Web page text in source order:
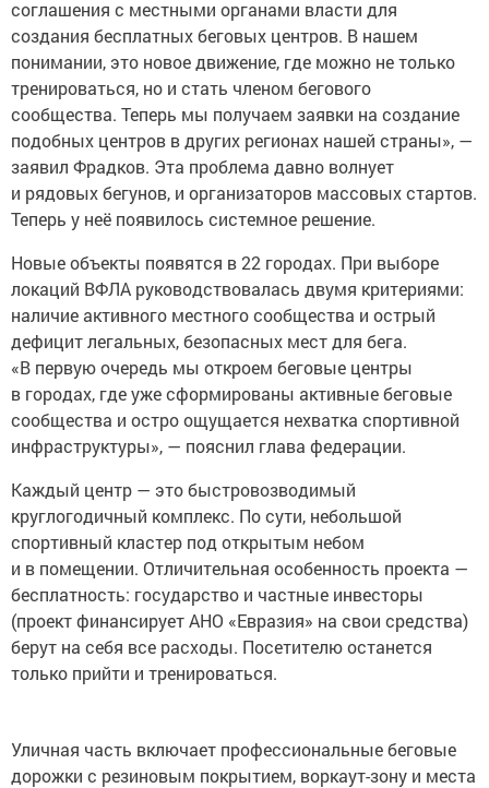
соглашения с местными органами власти для
создания бесплатных беговых центров. В нашем
понимании, это новое движение, где можно не только
тренироваться, но и стать членом бегового
сообщества. Теперь мы получаем заявки на создание
подобных центров в других регионах нашей страны», —
заявил Фрадков. Эта проблема давно волнует
и рядовых бегунов, и организаторов массовых стартов.
Теперь у неё появилось системное решение.
Новые объекты появятся в 22 городах. При выборе
локаций ВФЛА руководствовалась двумя критериями:
наличие активного местного сообщества и острый
дефицит легальных, безопасных мест для бега.
«В первую очередь мы откроем беговые центры
в городах, где уже сформированы активные беговые
сообщества и остро ощущается нехватка спортивной
инфраструктуры», — пояснил глава федерации.
Каждый центр — это быстровозводимый
круглогодичный комплекс. По сути, небольшой
спортивный кластер под открытым небом
и в помещении. Отличительная особенность проекта —
бесплатность: государство и частные инвесторы
(проект финансирует АНО «Евразия» на свои средства)
берут на себя все расходы. Посетителю останется
только прийти и тренироваться.
Уличная часть включает профессиональные беговые
дорожки с резиновым покрытием, воркаут-зону и места